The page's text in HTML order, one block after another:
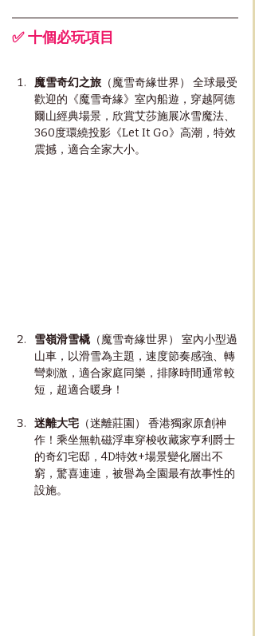
✅ 十個必玩項目
魔雪奇幻之旅 （魔雪奇緣世界） 全球最受
歡迎的《魔雪奇緣》室內船遊，穿越阿德
爾山經典場景，欣賞艾莎施展冰雪魔法、
360度環繞投影《Let It Go》高潮，特效
震撼，適合全家大小。
雪嶺滑雪橇（魔雪奇緣世界） 室內小型過
山車，以滑雪為主題，速度節奏感強、轉
彎刺激，適合家庭同樂，排隊時間通常較
短，超適合暖身！
迷離大宅 （迷離莊園） 香港獨家原創神
作！乘坐無軌磁浮車穿梭收藏家亨利爵士
的奇幻宅邸，4D特效+場景變化層出不
窮，驚喜連連，被譽為全園最有故事性的
設施。